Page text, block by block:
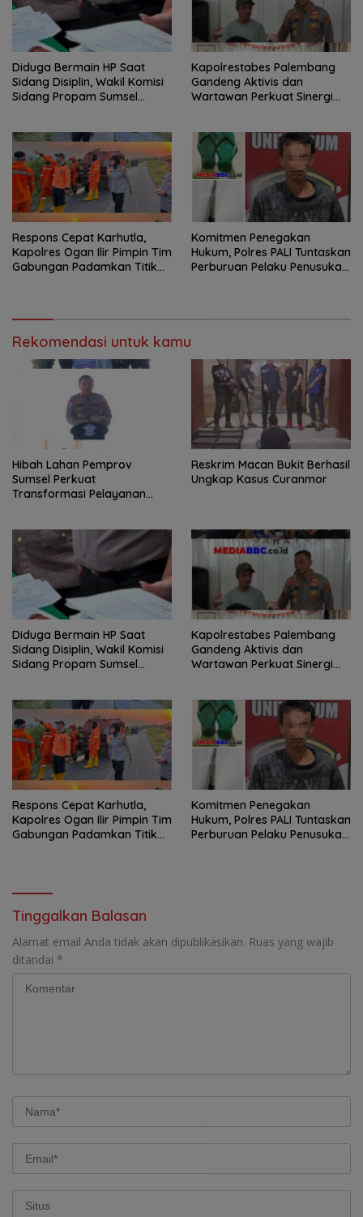
Diduga Bermain HP Saat
Sidang Disiplin, Wakil Komisi
Sidang Propam Sumsel
Putusan
Kapolrestabes Palembang
Gandeng Aktivis dan
Wartawan Perkuat Sinergi
Respons Cepat Karhutla,
Kapolres Ogan Ilir Pimpin Tim
Gabungan Padamkan Titik
Komitmen Penegakan
Hukum, Polres PALI Tuntaskan
Perburuan Pelaku Penusukan
Rekomendasi untuk kamu
Hibah Lahan Pemprov
Sumsel Perkuat
Transformasi Pelayanan
Reskrim Macan Bukit Berhasil
Ungkap Kasus Curanmor
Diduga Bermain HP Saat
Sidang Disiplin, Wakil Komisi
Sidang Propam Sumsel
Putusan
Kapolrestabes Palembang
Gandeng Aktivis dan
Wartawan Perkuat Sinergi
Respons Cepat Karhutla,
Kapolres Ogan Ilir Pimpin Tim
Gabungan Padamkan Titik
Komitmen Penegakan
Hukum, Polres PALI Tuntaskan
Perburuan Pelaku Penusukan
Tinggalkan Balasan
Alamat email Anda tidak akan dipublikasikan. Ruas yang wajib
ditandai *